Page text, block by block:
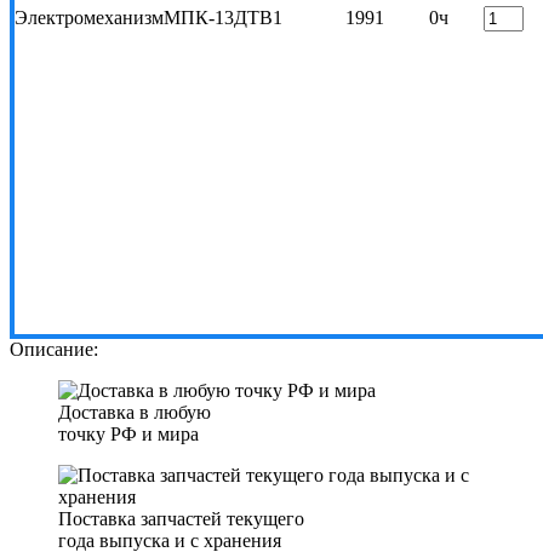
ЭлектромеханизмМПК-13ДТВ1 1991 0ч
Описание:
Доставка в любую
точку РФ и мира
Поставка запчастей текущего
года выпуска и с хранения